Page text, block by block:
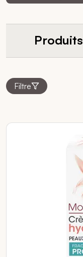
Filtre
Produits